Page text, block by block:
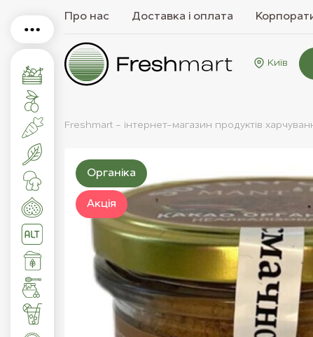
Про нас Доставка і оплата
Київ
Freshmart - інтернет-магазин продуктів
Акцiя
Органіка